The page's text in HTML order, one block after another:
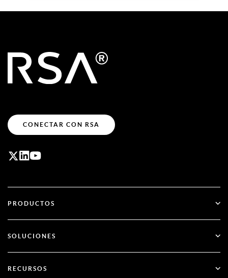
CONECTAR CON RSA
PRODUCTOS
SecurID
SOLUCIONES
RECURSOS